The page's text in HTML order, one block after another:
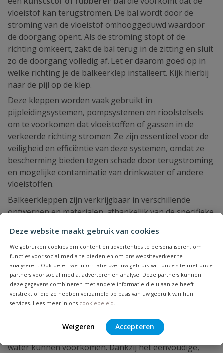
Deze website maakt gebruik van cookies
We gebruiken cookies om content en advertenties te personaliseren, om
functies voor social media te bieden en om ons websiteverkeer te
analyseren. Ook delen we informatie over uw gebruik van onze site met onze
partners voor social media, adverteren en analyse. Deze partners kunnen
deze gegevens combineren met andere informatie die u aan ze heeft
verstrekt of die ze hebben verzameld op basis van uw gebruik van hun
services. Lees meer in ons cookiebeleid.
Weigeren Accepteren
vloeistof kan terugstromen. De bal wordt door de
stroming van de vloeistof omhooggeduwd waardoor
de doorgang opent. Als de stroming stopt of de
richting omkeert, zakt de bal terug in de zitting en sluit
zo de doorgang volledig af. Let er daarom goed op in
welke richting je de balkeerklep installeert. Kijk hierbij
naar de pijl op de klep.
Deze kleppen worden vaak gebruikt in
pijpleidingsystemen, pompsystemen en rioolstelsels
om te voorkomen dat vloeistoffen of gassen in de
verkeerde richting stromen. Ze zijn essentieel voor de
veiligheid en efficiëntie van deze systemen, omdat ze
bescherming bieden tegen schade door terugstroming
en mogelijke contaminatie van drinkwater of andere
vloeistoffen.
Balkeerkleppen zijn verkrijgbaar in verschillende
ontwerpen en materialen, afhankelijk van de specifieke
het gas dat wordt getransporteerd. Ze kunnen
handmatig worden bediend, veerbelast zijn of worden
aangedreven door de stroming van het medium zelf.
Over het algemeen zijn balkeerkleppen een essentieel
onderdeel van veel industriële en huishoudelijke
systemen waarin de controle van vloeistofstromen
veiligheid. Balkeerkleppen zijn bij uitstek geschikt voor
toepassingen waarbij vervuiling of vaste delen in het
water kunnen voorkomen. Dankzij het eenvoudige,